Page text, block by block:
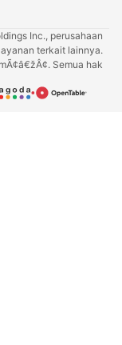
Inc., perusahaan
terkait lainnya.
Semua hak